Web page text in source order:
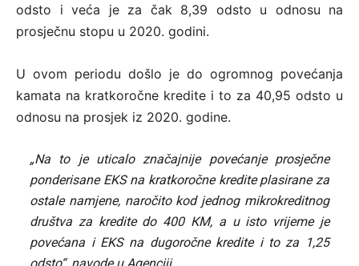
odsto i veća je za čak 8,39 odsto u odnosu na
prosječnu stopu u 2020. godini.
U ovom periodu došlo je do ogromnog povećanja
kamata na kratkoročne kredite i to za 40,95 odsto u
odnosu na prosjek iz 2020. godine.
„Na to je uticalo značajnije povećanje prosječne
ponderisane EKS na kratkoročne kredite plasirane za
ostale namjene, naročito kod jednog mikrokreditnog
društva za kredite do 400 КM, a u isto vrijeme je
povećana i EKS na dugoročne kredite i to za 1,25
odsto“, navode u Agenciji.